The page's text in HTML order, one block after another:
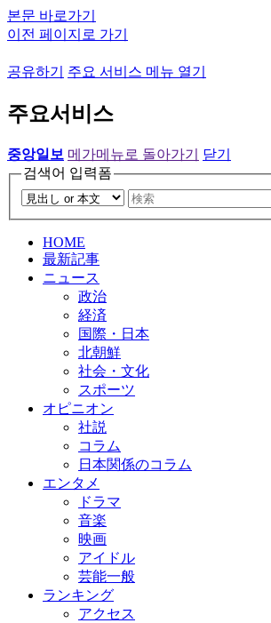
본문 바로가기
이전 페이지로 가기
공유하기 주요 서비스 메뉴 열기
주요서비스
중앙일보 메가메뉴로 돌아가기
닫기
검색어 입력폼
HOME
最新記事
ニュース
政治
経済
国際・日本
北朝鮮
社会・文化
スポーツ
オピニオン
社説
コラム
日本関係のコラム
エンタメ
ドラマ
音楽
映画
アイドル
芸能一般
ランキング
アクセス